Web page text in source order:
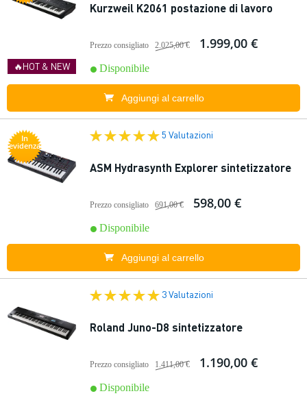
🔥HOT & NEW
Kurzweil K2061 postazione di lavoro
Prezzo consigliato 2.025,00 € 1.999,00 €
Disponibile
Aggiungi al carrello
In
evidenza
5 Valutazioni
ASM Hydrasynth Explorer sintetizzatore
Prezzo consigliato 691,00 € 598,00 €
Disponibile
Aggiungi al carrello
3 Valutazioni
Roland Juno-D8 sintetizzatore
Prezzo consigliato 1.411,00 € 1.190,00 €
Disponibile